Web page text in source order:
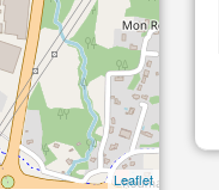
Leaflet